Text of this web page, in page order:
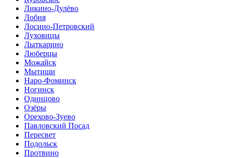
Ликино-Дулёво
Лобня
Лосино-Петровский
Луховицы
Лыткарино
Люберцы
Можайск
Мытищи
Наро-Фоминск
Ногинск
Одинцово
Озёры
Орехово-Зуево
Павловский Посад
Пересвет
Подольск
Протвино